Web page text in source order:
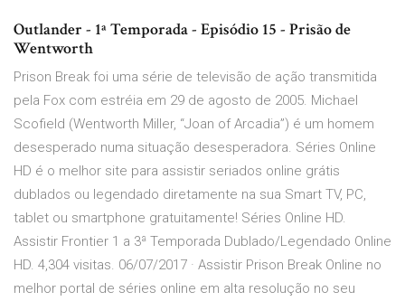
Outlander - 1ª Temporada - Episódio 15 - Prisão de
Wentworth
Prison Break foi uma série de televisão de ação transmitida
pela Fox com estréia em 29 de agosto de 2005. Michael
Scofield (Wentworth Miller, “Joan of Arcadia”) é um homem
desesperado numa situação desesperadora. Séries Online
HD é o melhor site para assistir seriados online grátis
dublados ou legendado diretamente na sua Smart TV, PC,
tablet ou smartphone gratuitamente! Séries Online HD.
Assistir Frontier 1 a 3ª Temporada Dublado/Legendado Online
HD. 4,304 visitas. 06/07/2017 · Assistir Prison Break Online no
melhor portal de séries online em alta resolução no seu